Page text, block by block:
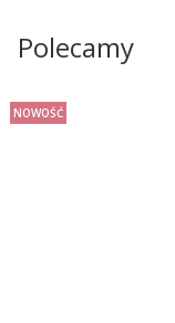
Polecamy
NOWOŚĆ